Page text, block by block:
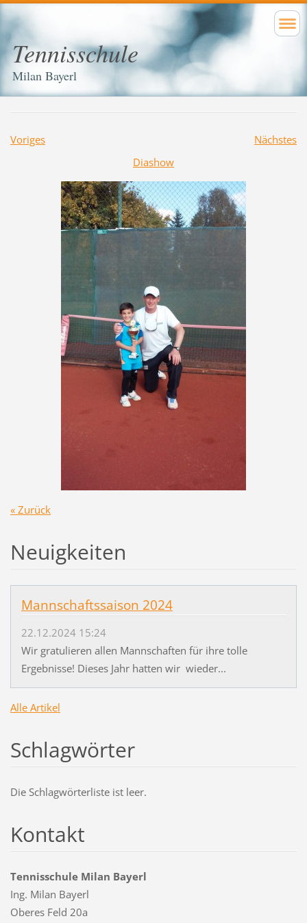
Tennisschule
Milan Bayerl
Voriges
Nächstes
Diashow
« Zurück
Neuigkeiten
Mannschaftssaison 2024
22.12.2024 15:24
Wir gratulieren allen Mannschaften für ihre tolle
Ergebnisse! Dieses Jahr hatten wir wieder...
Alle Artikel
Schlagwörter
Die Schlagwörterliste ist leer.
Kontakt
Tennisschule Milan Bayerl
Ing. Milan Bayerl
Oberes Feld 20a